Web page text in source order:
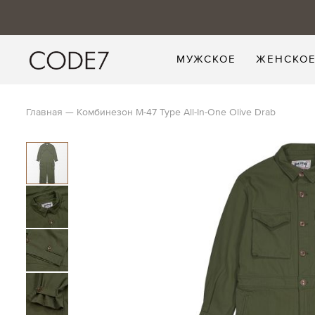
МУЖСКОЕ ЖЕНСКОЕ
Главная Комбинезон M-47 Type All-In-One Olive Drab
Skip
the
of
images
gallery